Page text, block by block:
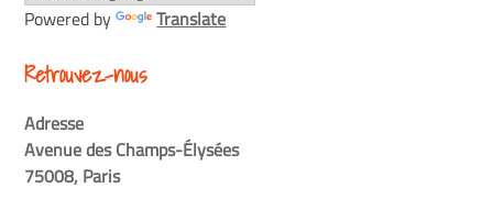
Powered by Translate
Retrouvez-nous
Adresse
Avenue des Champs-Élysées
75008, Paris